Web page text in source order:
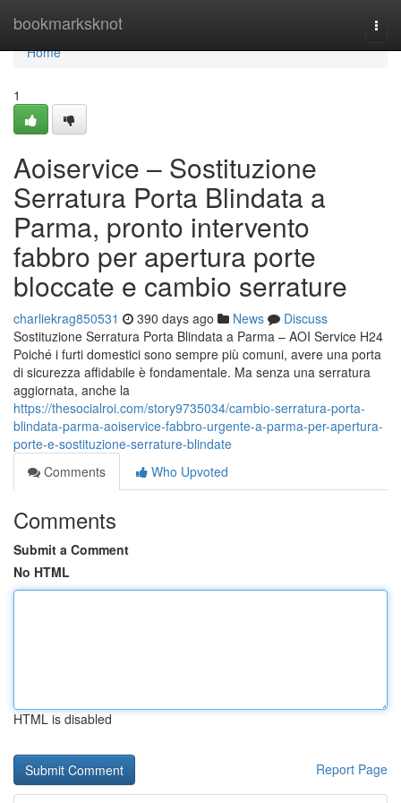
bookmarksknot
Home
Home
1
Aoiservice – Sostituzione
Serratura Porta Blindata a
Parma, pronto intervento
fabbro per apertura porte
bloccate e cambio serrature
charliekrag850531 390 days ago News
Discuss
Sostituzione Serratura Porta Blindata a Parma – AOI Service H24
Poiché i furti domestici sono sempre più comuni, avere una porta
di sicurezza affidabile è fondamentale. Ma senza una serratura
aggiornata, anche la
https://thesocialroi.com/story9735034/cambio-serratura-porta-
blindata-parma-aoiservice-fabbro-urgente-a-parma-per-apertura-
porte-e-sostituzione-serrature-blindate
Comments
Who Upvoted
Comments
Submit a Comment
No HTML
HTML is disabled
Report Page